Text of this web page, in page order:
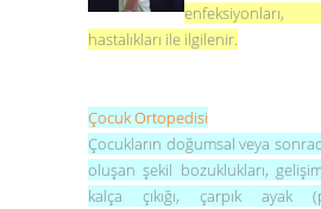
enfeksiyonları,
hastalıkları ile ilgilenir.
Çocuk Ortopedisi
Çocukların doğumsal veya
oluşan şekil bozuklukları,
kalça çıkığı, çarpık ayak